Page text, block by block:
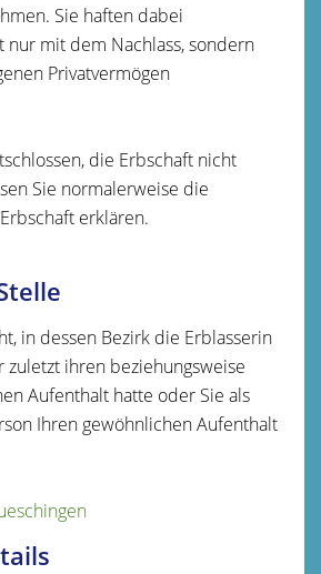
Sie haften dabei
nur mit dem Nachlass, sondern
Privatvermögen
die Erbschaft nicht
Sie normalerweise die
erklären.
in dessen Bezirk die Erblasserin
zuletzt ihren beziehungsweise
Aufenthalt hatte oder Sie als
Ihren gewöhnlichen Aufenthalt